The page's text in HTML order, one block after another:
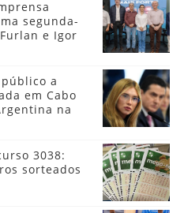
segunda-
e Igor
a
em Cabo
na
3038:
sorteados